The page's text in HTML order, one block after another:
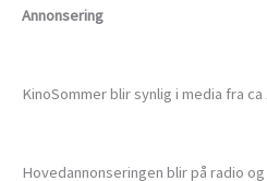
Annonsering
KinoSommer blir synlig i media fra ca
Hovedannonseringen blir på radio